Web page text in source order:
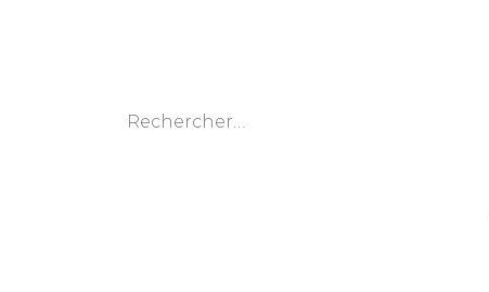
Rechercher :